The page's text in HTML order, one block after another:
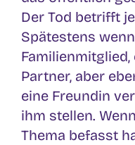
Der Tod betrifft
Spätestens
Partner, aber
eine Freundin
ihm stellen.
Thema befasst